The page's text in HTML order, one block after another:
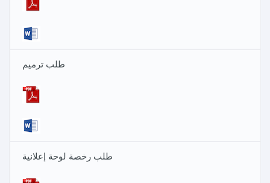
طلب ترميم
طلب رخصة لوحة إعلانية